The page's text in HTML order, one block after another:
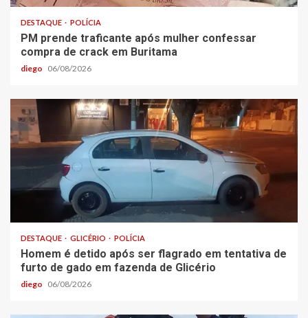
DESTAQUE POLÍCIA
PM prende traficante após mulher confessar
compra de crack em Buritama
diego 06/08/2026
DESTAQUE GLICÉRIO POLÍCIA
Homem é detido após ser flagrado em tentativa de
furto de gado em fazenda de Glicério
diego 06/08/2026